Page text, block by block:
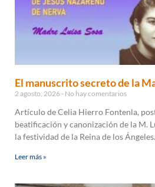
El manuscrito secreto de la
2 agosto, 2026 No hay comentarios
Artículo de Celia Hierro Fontenla,
beatificación y canonización de la M.
la festividad de la Reina de los Ángeles.
Leer más »